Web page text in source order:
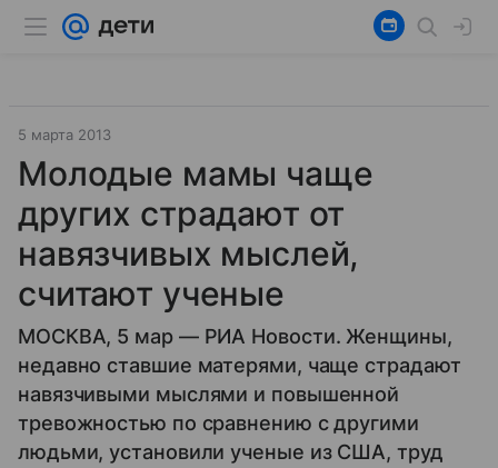
5 марта 2013
Молодые мамы чаще
других страдают от
навязчивых мыслей,
считают ученые
МОСКВА, 5 мар — РИА Новости. Женщины,
недавно ставшие матерями, чаще страдают
навязчивыми мыслями и повышенной
тревожностью по сравнению с другими
людьми, установили ученые из США, труд